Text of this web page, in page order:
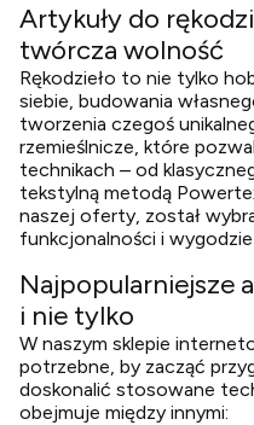
Artykuły do
twórcza wolność
Rękodzieło to nie tylko
siebie, budowania
tworzenia czegoś
rzemieślnicze, które
technikach – od
tekstylną metodą
naszej oferty, został
funkcjonalności i
Najpopularniejsze
i nie tylko
W naszym sklepie
potrzebne, by zacząć
doskonalić stosowane
obejmuje między innymi: